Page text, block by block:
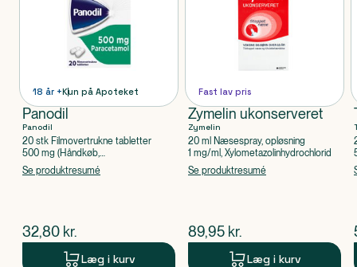
18 år +Kun på Apoteket
Panodil
Panodil
20 stk Filmovertrukne tabletter
500 mg (Håndkøb,
apoteksforbeholdt), Paracetamol
Se produktresumé
$nuværende pris
32,80 kr.
Læg i kurv
Fast lav pris
Zymelin ukonserveret
Zymelin
20 ml Næsespray, opløsning
1 mg/ml, Xylometazolinhydrochlorid
Se produktresumé
$nuværende pris
89,95 kr.
Læg i kurv